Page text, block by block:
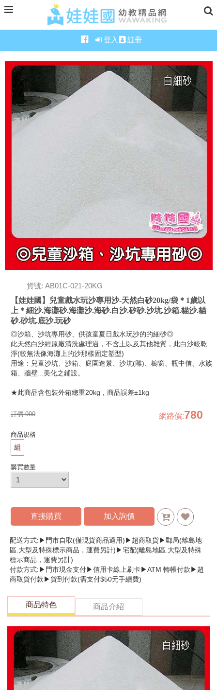
登入 註冊
貨號: AB01C-021-20KG
【娃娃國】兒童戲水玩沙專用沙-天然白砂20kg/袋＊1歲以
上＊細沙.海灘砂.海灘沙.海砂.白沙.矽砂.沙坑.沙箱.貓沙.貓
砂.砂坑.底沙.玩砂
◎沙箱、沙坑專用砂、供孩童夏日戲水玩沙的的細砂◎
此天然白沙經原廠清洗處理過，不含土以及其他雜質，此白沙較乾
淨(較無法像海灘上的沙那樣固定塑型)
用途：兒童沙坑、沙箱、庭園造景、沙坑(雕)、櫥窗、瓶中信、水族
箱、牆壁...美化之鋪設。
★此商品含包裝外箱總重20kg，商品誤差±1kg
訂價:900 網路價:780
商品規格
組
購買數量
直接購買 加入詢價
配送方式:▶門市自取(僅現貨商品適用)▶超商取貨▶郵局(離島地
區.大型及特殊標示商品，運費另計)▶宅配(離島地區.大型及特殊
標示商品，運費另計)
付款方式:▶門市現金支付▶信用卡線上刷卡▶ATM 轉帳付款▶超
商取貨付款▶貨到付款(需支付$50元手續費)
商品特色 商品介紹